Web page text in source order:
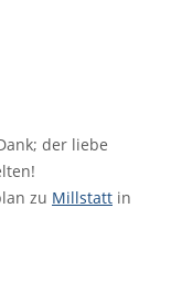
der liebe
zu Millstatt in